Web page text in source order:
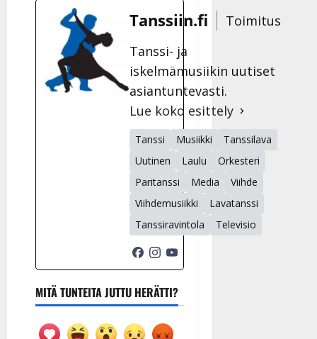
Tanssiin.fi
Toimitus
Tanssi- ja
iskelmämusiikin uutiset
asiantuntevasti.
Lue koko esittely
Tanssi Musiikki
Tanssilava
Uutinen
Laulu
Orkesteri
Paritanssi
Media
Viihde
Viihdemusiikki
Lavatanssi
Tanssiravintola
Televisio
MITÄ TUNTEITA JUTTU HERÄTTI?